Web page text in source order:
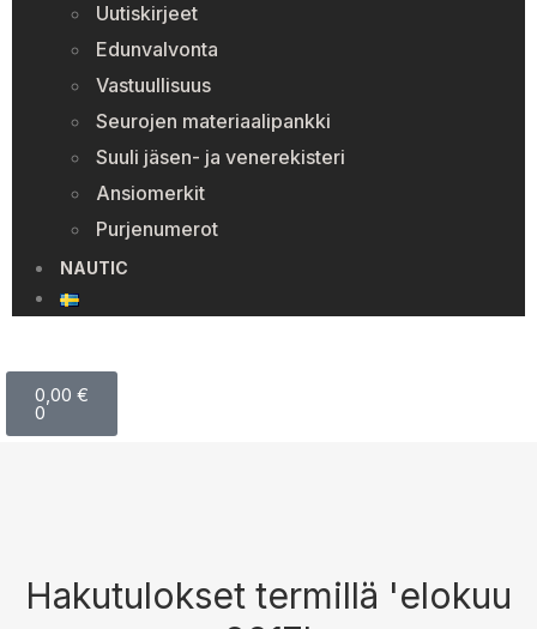
Uutiskirjeet
Edunvalvonta
Vastuullisuus
Seurojen materiaalipankki
Suuli jäsen- ja venerekisteri
Ansiomerkit
Purjenumerot
NAUTIC
0,00 €
0
Hakutulokset termillä 'elokuu